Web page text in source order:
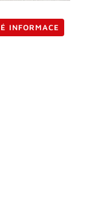
INFORMACE